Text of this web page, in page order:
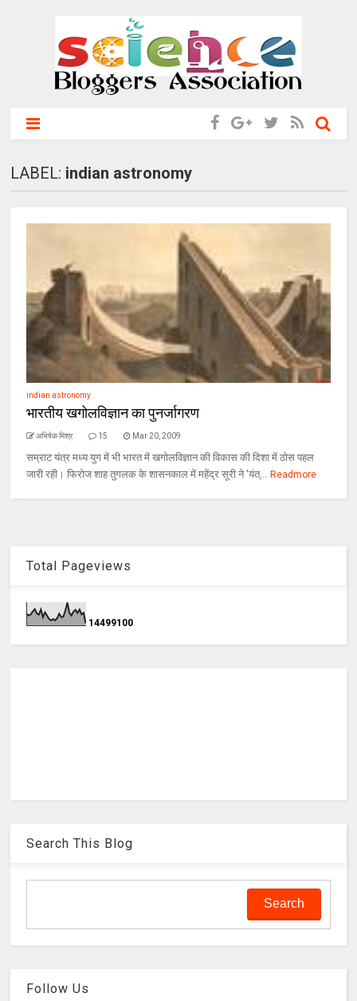
LABEL: indian astronomy
indian astronomy
भारतीय खगोलविज्ञान का पुनर्जागरण
अभिषेक मिश्र 15 Mar 20, 2009
सम्राट यंत्र मध्य युग में भी भारत में खगोलविज्ञान की विकास की दिशा में ठोस पहल
जारी रही। फिरोज शाह तुगलक के शासनकाल में महेंद्र सूरी ने 'यंत्... Readmore
Total Pageviews
144991 00
Search This Blog
Follow Us